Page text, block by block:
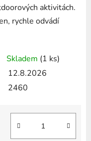
aktivitách.
rychle odvádí
Skladem (1 ks)
12.8.2026
2460